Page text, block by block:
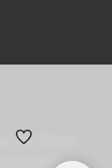
36, 90141
-